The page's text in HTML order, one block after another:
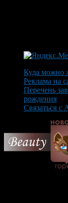
Куда можно
Реклама на
Перечень
рождения
Связаться с